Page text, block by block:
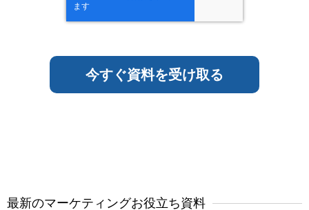
最新のマーケティングお役立ち資料